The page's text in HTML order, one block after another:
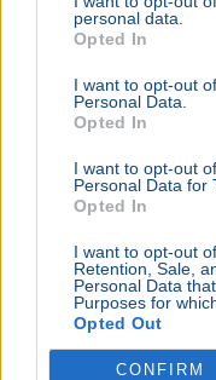
personal data.
Opted In
I want to opt-out
Personal Data.
Opted In
I want to opt-out
Personal Data for
Opted In
I want to opt-out
Retention, Sale,
Personal Data
Purposes for
Opted Out
CONFIRM
Magyar Péter
Magyar Péter szerint
köztársasági
kedden választ a